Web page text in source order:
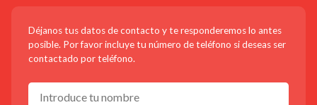
Déjanos tus datos de contacto y te responderemos lo antes
posible. Por favor incluye tu número de teléfono si deseas ser
contactado por teléfono.